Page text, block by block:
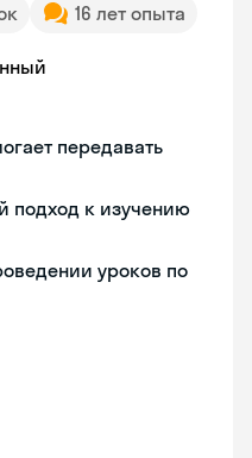
16 лет опыта
передавать
подход к изучению
уроков по